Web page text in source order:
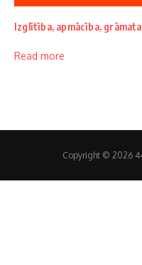
Izglītība, apmācība,
Read more
Copyright © 2026